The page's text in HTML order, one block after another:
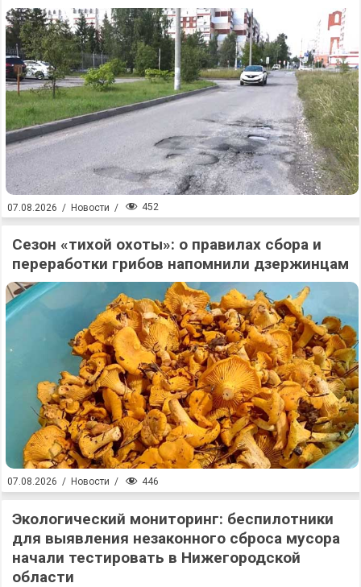
07.08.2026 / Новости / 452
Сезон «тихой охоты»: о правилах сбора и
переработки грибов напомнили дзержинцам
07.08.2026 / Новости / 446
Экологический мониторинг: беспилотники
для выявления незаконного сброса мусора
начали тестировать в Нижегородской
области